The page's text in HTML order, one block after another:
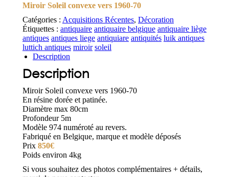
Miroir Soleil convexe vers 1960-70
Catégories : Acquisitions Récentes, Décoration
Étiquettes : antiquaire antiquaire belgique antiquaire liège
antiques antiques liege antiquiare antiquités luik antiques
luttich antiques miroir soleil
Description
Description
Miroir Soleil convexe vers 1960-70
En résine dorée et patinée.
Diamètre max 80cm
Profondeur 5m
Modèle 974 numéroté au revers.
Fabriqué en Belgique, marque et modèle déposés
Prix 850€
Poids environ 4kg
Si vous souhaitez des photos complémentaires + détails,